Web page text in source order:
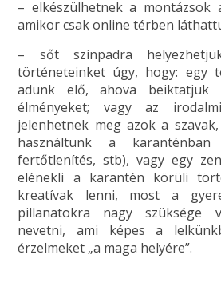
– elkészülhetnek a montázsok
amikor csak online térben
– sőt színpadra
történeteinket úgy, hogy: egy
adunk elő, ahova beiktatjuk
élményeket; vagy az
jelenhetnek meg azok a
használtunk a karanténban
fertőtlenítés, stb), vagy egy
elénekli a karantén körüli
kreatívak lenni, most a
pillanatokra nagy szüksége
nevetni, ami képes a
érzelmeket „a maga helyére”.